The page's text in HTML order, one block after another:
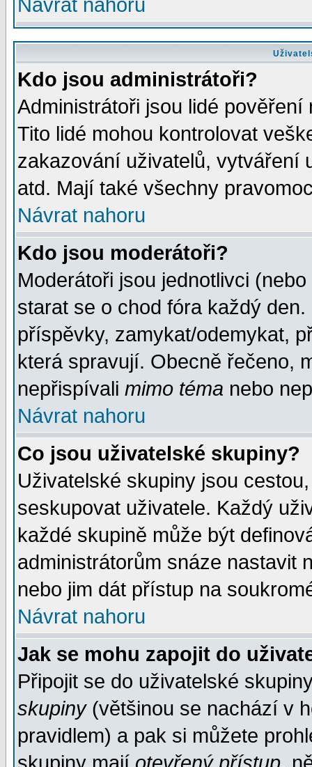
Návrat nahoru
Kdo jsou administrátoři?
Administrátoři jsou lidé
Tito lidé mohou kontrolovat
zakazování uživatelů, vytváření
atd. Mají také všechny
Návrat nahoru
Kdo jsou moderátoři?
Moderátoři jsou jednotlivci
starat se o chod fóra každý
příspěvky, zamykat/odemykat,
která spravují. Obecně řečeno,
nepřispívali mimo téma nebo
Návrat nahoru
Co jsou uživatelské skupiny?
Uživatelské skupiny jsou
seskupovat uživatele. Každý
každé skupině může být
administrátorům snáze nastavit
nebo jim dát přístup na
Návrat nahoru
Jak se mohu zapojit do
Připojit se do uživatelské
skupiny(většinou se nachází v
pravidlem) a pak si můžete